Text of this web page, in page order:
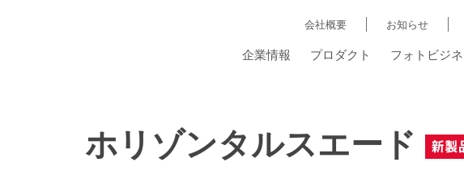
会社概要 お知らせ
企業情報 プロダクト フォトビジ
ホリゾンタルスエード